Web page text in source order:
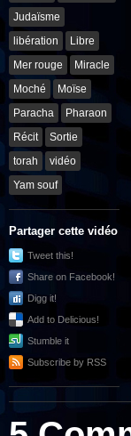
Judaïsme
libération
Libre
Mer rouge
Miracle
Moché
Moïse
Paracha
Pharaon
Récit
Sortie
torah
vidéo
Yam souf
Partager cette vidéo
Tweet this!
Share on Facebook!
Digg it!
Add to Delicious!
Stumble it
Subscribe by RSS